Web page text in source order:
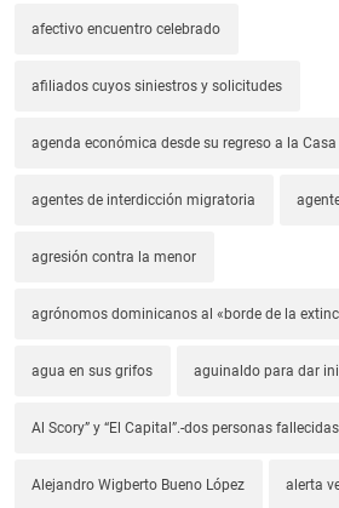
afectivo encuentro celebrado
afiliados cuyos siniestros y solicitudes
agenda económica desde su regreso a la Casa
agentes de interdicción migratoria
agresión contra la menor
agrónomos dominicanos al «borde de la
agua en sus grifos aguinaldo para dar
Al Scory” y “El Capital”.-dos personas
Alejandro Wigberto Bueno López alerta